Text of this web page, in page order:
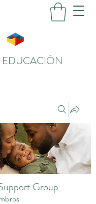
EDUCACIÓN
Group